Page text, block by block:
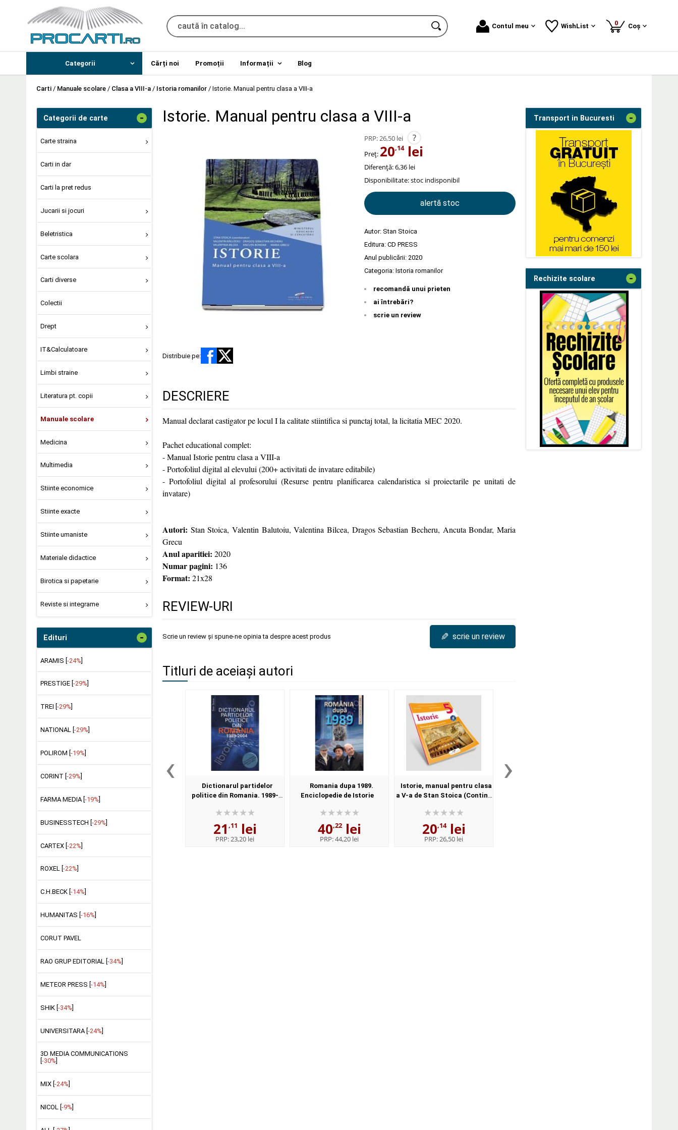
Contul meu WishList 0produse
Coș
Categorii Cărți noi Promoții Informații Blog
Carti / Manuale scolare / Clasa a VIII-a / Istoria romanilor / Istorie. Manual pentru clasa a VIII-a
Categorii de carte -
Carte straina
Carti in dar
Carti la pret redus
Jucarii si jocuri
Beletristica
Carte scolara
Carti diverse
Colectii
Drept
IT&Calculatoare
Limbi straine
Literatura pt. copii
Manuale scolare
Medicina
Multimedia
Stiinte economice
Stiinte exacte
Stiinte umaniste
Materiale didactice
Birotica si papetarie
Reviste si integrame
Edituri -
ARAMIS [-24%]
PRESTIGE [ -29%
TREI [ -29%
NATIONAL [ -29%
POLIROM [ -19%
CORINT [ -29%
FARMA MEDIA [ -19%
BUSINESSTECH [-29%]
CARTEX [-22%]
ROXEL [ -22%
C.H.BECK [ -14%
HUMANITAS [ -16%
CORUT PAVEL
RAO GRUP EDITORIAL [ -34%
METEOR PRESS [ -14%
SHIK [-34%]
UNIVERSITARA [-24%]
3D MEDIA COMMUNICATIONS
-30%
MIX [ -24%
NICOL [ -9%
Istorie. Manual pentru clasa a VIII-a
PRP:26,50 lei ?
Preț: 20,14lei
Diferență: 6,36 lei
Disponibilitate:stoc indisponibil
alertă stoc
Autor: Stan Stoica
Editura: CD PRESS
Anul publicării: 2020
Categoria: Istoria romanilor
recomandă unui prieten
ai întrebări?
scrie un review
Distribuie pe:
DESCRIERE
Manual declarat castigator pe locul I la calitate stiintifica si punctaj total, la licitatia MEC 2020.
Pachet educational complet:
- Manual Istorie pentru clasa a VIII-a
- Portofoliul digital al elevului (200+ activitati de invatare editabile)
- Portofoliul digital al profesorului (Resurse pentru planificarea calendaristica si proiectarile pe unitati de
invatare)
Autori: Stan Stoica, Valentin Balutoiu, Valentina Bilcea, Dragos Sebastian Becheru, Ancuta Bondar, Maria
Grecu
Anul aparitiei: 2020
Numar pagini: 136
Format: 21x28
REVIEW-URI
Scrie un review și spune-ne opinia ta despre acest produs ✎ scrie un review
Titluri de aceiași autori
‹
Dictionarul partidelor
politice din Romania. 1989-
21 ,11 lei
PRP:23,20 lei
Romania dupa 1989.
Enciclopedie de Istorie
40,22lei
PRP:44,20 lei
Istorie, manual pentru clasa
a V-a de Stan Stoica (Contine
20,14lei
PRP:26,50 lei
›
Transport in Bucuresti -
Rechizite scolare -